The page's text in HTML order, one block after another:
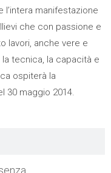
l’intera manifestazione
che con passione e
lavori, anche vere e
tecnica, la capacità e
ospiterà la
30 maggio 2014.